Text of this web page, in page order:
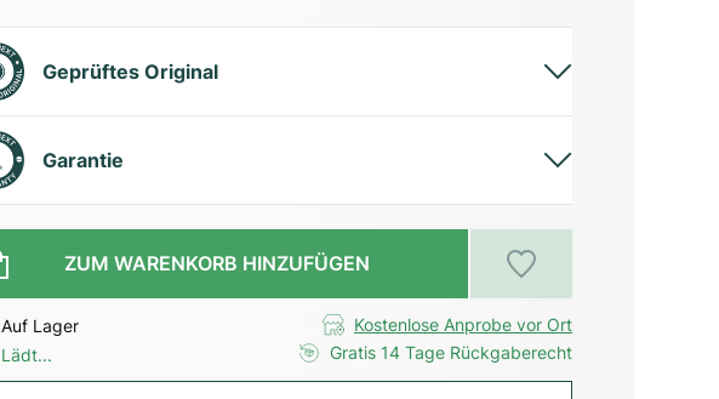
Geprüftes Original
Garantie
ZUM WARENKORB HINZUFÜGEN
Auf Lager
Lädt...
Kostenlose Anprobe vor Ort
Gratis 14 Tage Rückgaberecht